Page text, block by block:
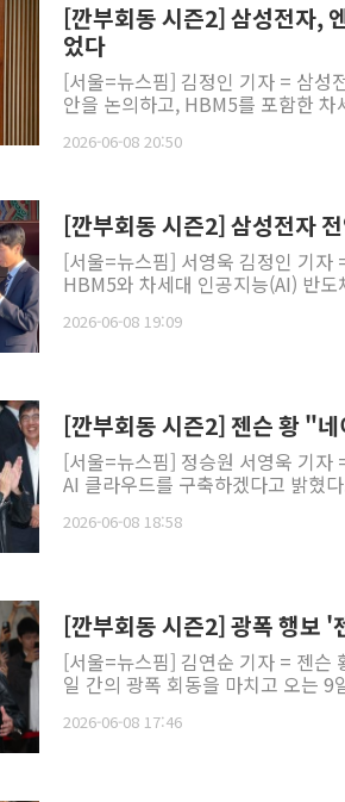
[깐부회동 시즌2] 삼성전자,
었다
[서울=뉴스핌] 김정인 기자 = 삼성
안을 논의하고, HBM5를 포함한
2026-06-08 20:50
[깐부회동 시즌2] 삼성전자
[서울=뉴스핌] 서영욱 김정인 기자
HBM5와 차세대 인공지능(AI) 반
2026-06-08 19:09
[깐부회동 시즌2] 젠슨 황 "
[서울=뉴스핌] 정승원 서영욱 기자
AI 클라우드를 구축하겠다고 밝혔
2026-06-08 18:58
[깐부회동 시즌2] 광폭 행보 '
[서울=뉴스핌] 김연순 기자 = 젠슨
일 간의 광폭 회동을 마치고 오는 9
2026-06-08 17:46